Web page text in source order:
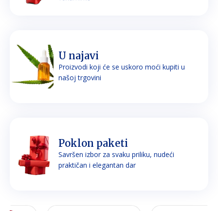
U najavi
Proizvodi koji će se uskoro moći kupiti u
našoj trgovini
Poklon paketi
Savršen izbor za svaku priliku, nudeći
praktičan i elegantan dar